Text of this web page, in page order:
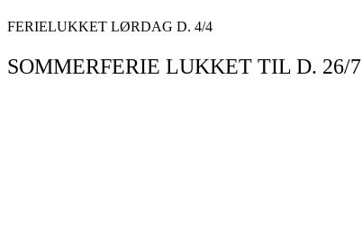
Videre
indhold
FERIELUKKET LØRDAG D. 4/4
SOMMERFERIE LUKKET TIL D. 26/7